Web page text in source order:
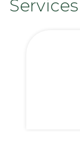
Services